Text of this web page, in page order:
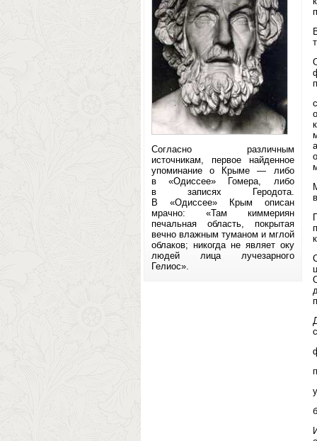
Согласно различным
источникам, первое найденное
упоминание о Крыме — либо
в «Одиссее» Гомера, либо
в записях Геродота.
В «Одиссее» Крым описан
мрачно: «Там киммериян
печальная область, покрытая
вечно влажным туманом и мглой
облаков; никогда не являет оку
людей лица лучезарного
Гелиос».